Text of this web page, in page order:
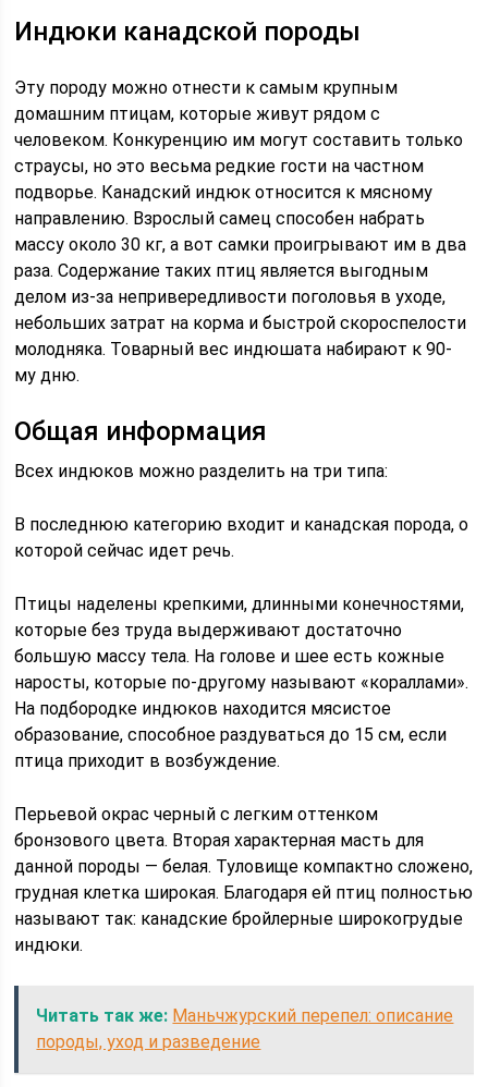
Индюки канадской породы
Эту породу можно отнести к самым крупным
домашним птицам, которые живут рядом с
человеком. Конкуренцию им могут составить только
страусы, но это весьма редкие гости на частном
подворье. Канадский индюк относится к мясному
направлению. Взрослый самец способен набрать
массу около 30 кг, а вот самки проигрывают им в два
раза. Содержание таких птиц является выгодным
делом из-за непривередливости поголовья в уходе,
небольших затрат на корма и быстрой скороспелости
молодняка. Товарный вес индюшата набирают к 90-
му дню.
Общая информация
Всех индюков можно разделить на три типа:
В последнюю категорию входит и канадская порода, о
которой сейчас идет речь.
Птицы наделены крепкими, длинными конечностями,
которые без труда выдерживают достаточно
большую массу тела. На голове и шее есть кожные
наросты, которые по-другому называют «кораллами».
На подбородке индюков находится мясистое
образование, способное раздуваться до 15 см, если
птица приходит в возбуждение.
Перьевой окрас черный с легким оттенком
бронзового цвета. Вторая характерная масть для
данной породы — белая. Туловище компактно сложено,
грудная клетка широкая. Благодаря ей птиц полностью
называют так: канадские бройлерные широкогрудые
индюки.
Читать так же: Маньчжурский перепел: описание
породы, уход и разведение